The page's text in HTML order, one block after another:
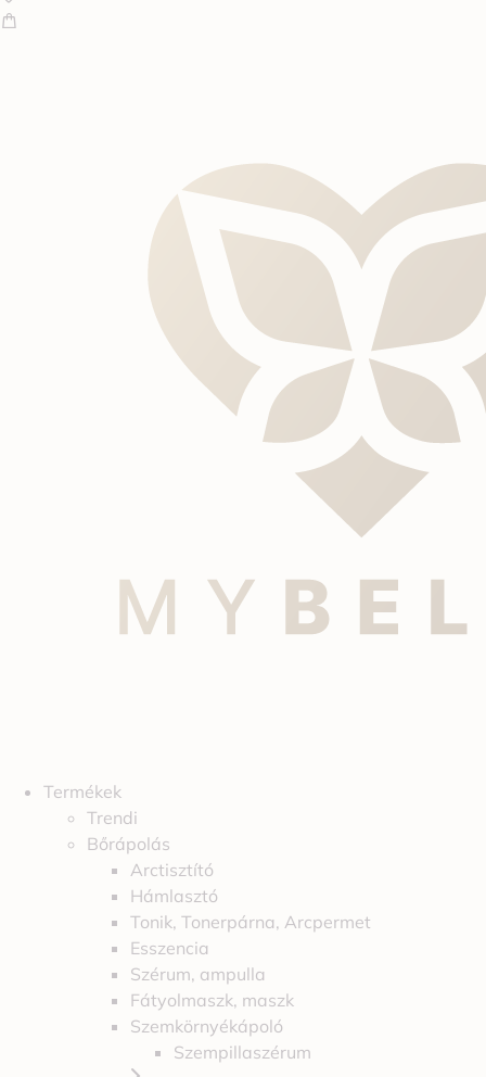
Termékek
Trendi
Bőrápolás
Arctisztító
Hámlasztó
Tonik, Tonerpárna, Arcpermet
Esszencia
Szérum, ampulla
Fátyolmaszk, maszk
Szemkörnyékápoló
Szempillaszérum